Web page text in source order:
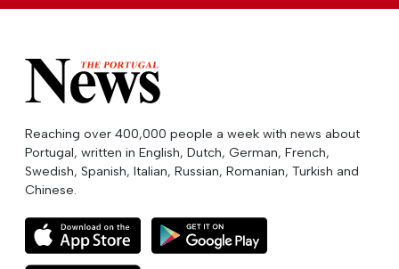
Reaching over 400,000 people a week with news about
Portugal, written in English, Dutch, German, French,
Swedish, Spanish, Italian, Russian, Romanian, Turkish and
Chinese.